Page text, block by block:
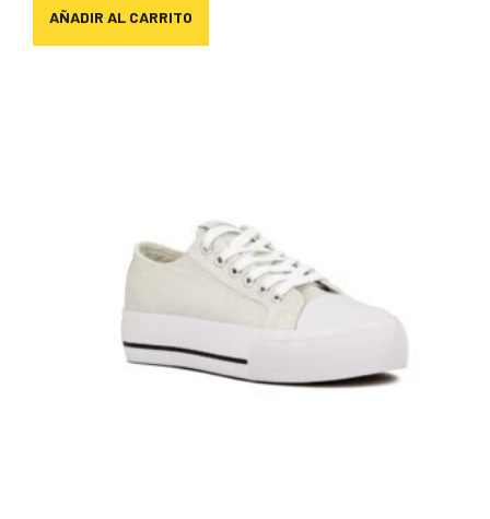
AÑADIR AL CARRITO